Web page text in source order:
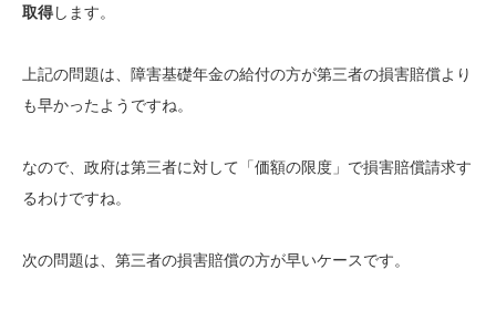
取得します。
上記の問題は、障害基礎年金の給付の方が第三者の損害賠償より
も早かったようですね。
なので、政府は第三者に対して「価額の限度」で損害賠償請求す
るわけですね。
次の問題は、第三者の損害賠償の方が早いケースです。